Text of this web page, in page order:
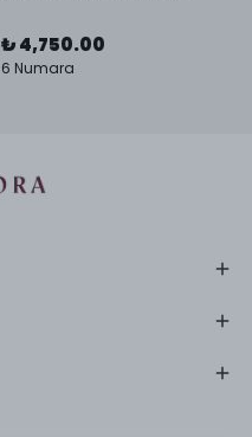
₺ 4,750.00
6 Numara